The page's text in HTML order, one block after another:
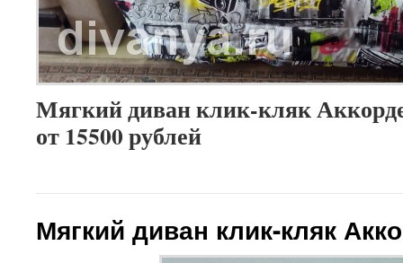
Мягкий диван клик-кляк
от 15500 рублей
Мягкий диван клик-кляк